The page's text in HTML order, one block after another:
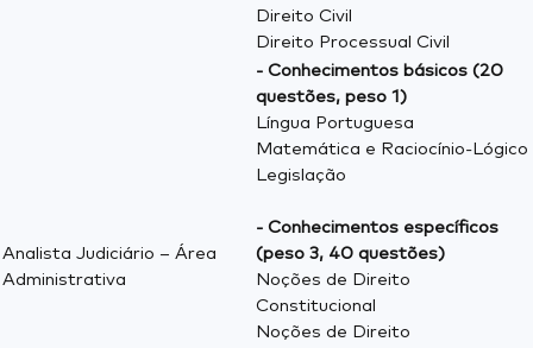
Direito Civil
Direito Processual Civil
Analista Judiciário – Área
Administrativa
- Conhecimentos básicos (20
questões, peso 1)
Língua Portuguesa
Matemática e Raciocínio-Lógico
Legislação
- Conhecimentos específicos
(peso 3, 40 questões)
Noções de Direito
Constitucional
Noções de Direito